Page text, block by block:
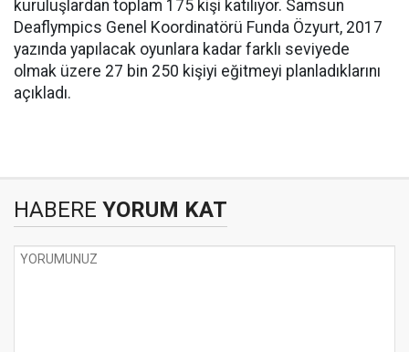
kuruluşlardan toplam 175 kişi katılıyor. Samsun
Deaflympics Genel Koordinatörü Funda Özyurt, 2017
yazında yapılacak oyunlara kadar farklı seviyede
olmak üzere 27 bin 250 kişiyi eğitmeyi planladıklarını
açıkladı.
HABERE YORUM KAT